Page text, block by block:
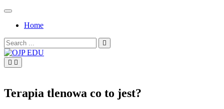
Skip
contentHome
Search
for:
Terapia tlenowa co to jest?